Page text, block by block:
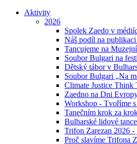
Aktivity
2026
Spolek Zaedo v
Náš podíl na
Tancujeme na
Soubor Bulgari na
Dětský tábor v
Soubor Bulgari „Na
Climate Justice Think
Zaedno na Dni
Workshop - Tvoříme
Tanečním krok za
Bulharské lidové
Trifon Zarezan 2026
Proč slavíme Trifona